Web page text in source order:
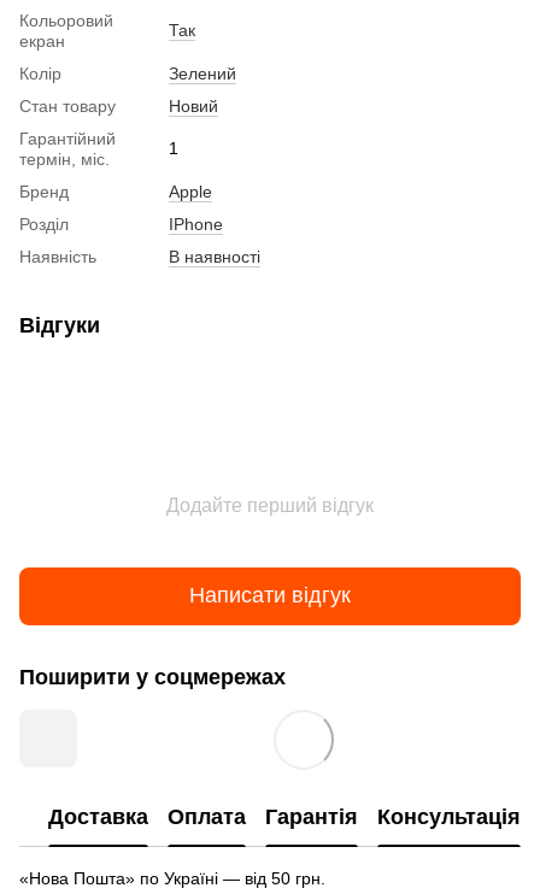
Кольоровий
екран
Так
Колір
Зелений
Стан товару
Новий
Гарантійний
термін, міс.
1
Бренд
Apple
Розділ
IPhone
Наявність
В наявності
Відгуки
Додайте перший відгук
Написати відгук
Поширити у соцмережах
Доставка Оплата Гарантія Консультація
«Нова Пошта» по Україні — від 50 грн.